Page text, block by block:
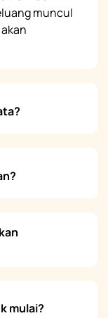
muncul
mulai?